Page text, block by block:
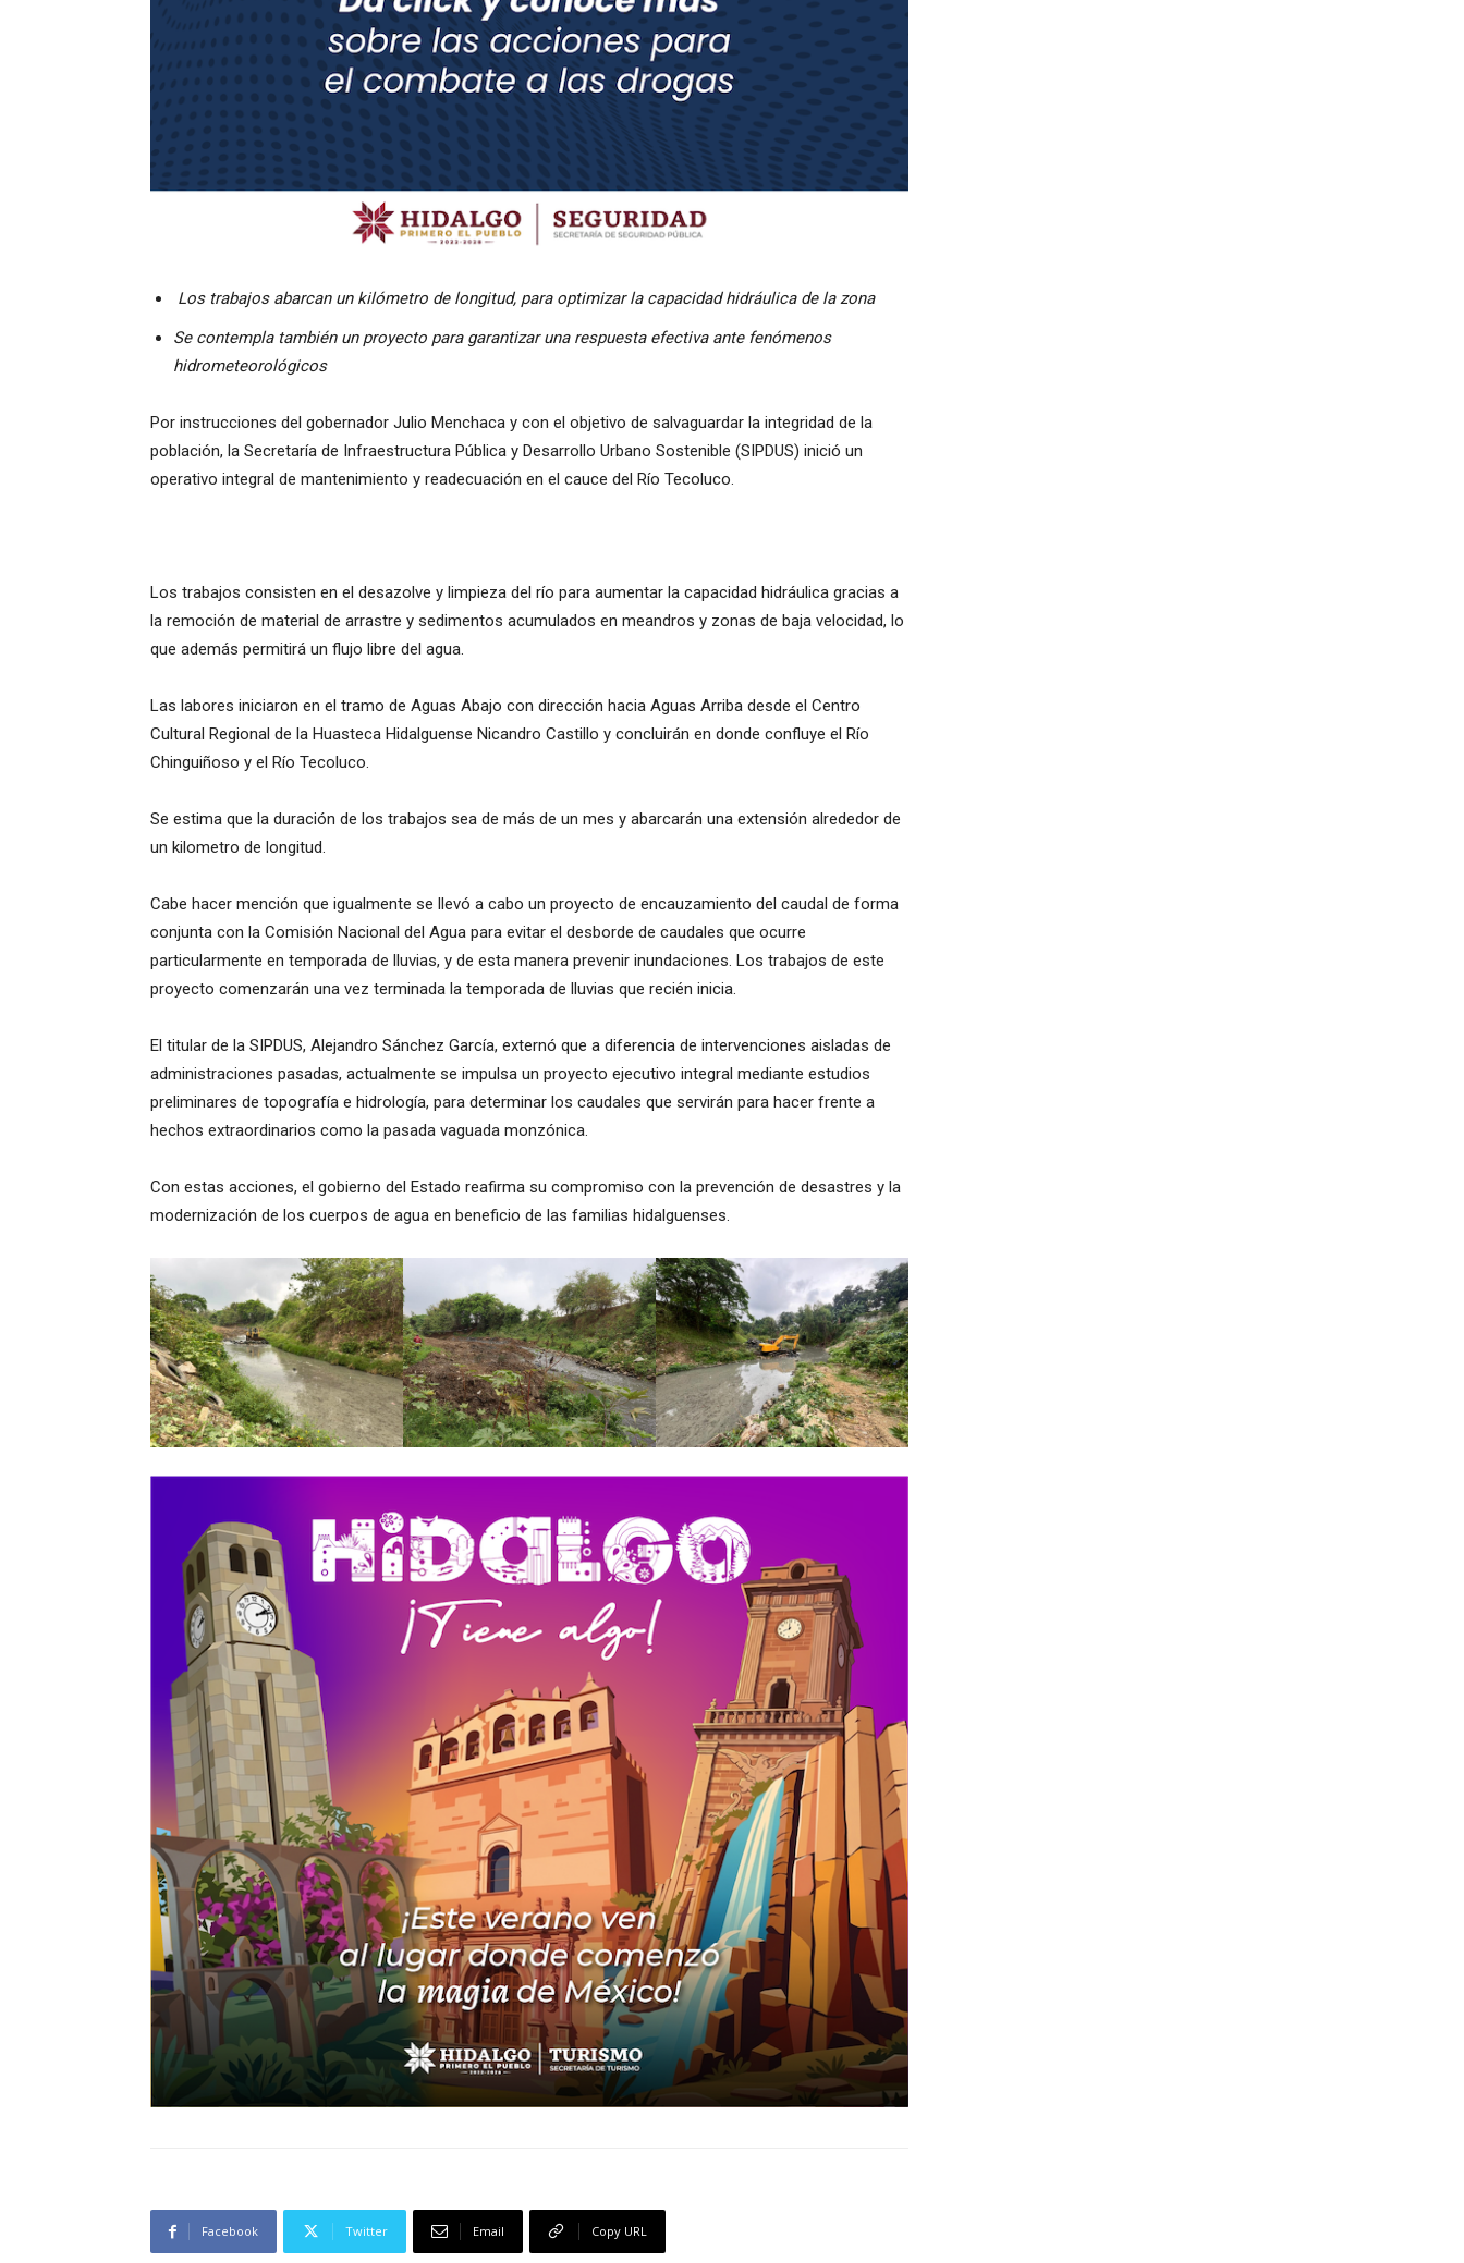
Los trabajos abarcan un kilómetro de longitud, para optimizar la capacidad hidráulica de la zona
​Se contempla también un proyecto para garantizar una respuesta efectiva ante fenómenos
hidrometeorológicos
Por instrucciones del gobernador Julio Menchaca y con el objetivo de salvaguardar la integridad de la
población, la Secretaría de Infraestructura Pública y Desarrollo Urbano Sostenible (SIPDUS) inició un
operativo integral de mantenimiento y readecuación en el cauce del Río Tecoluco.
​Los trabajos consisten en el desazolve y limpieza del río para aumentar la capacidad hidráulica gracias a
la remoción de material de arrastre y sedimentos acumulados en meandros y zonas de baja velocidad, lo
que además permitirá un flujo libre del agua.
Las labores iniciaron en el tramo de Aguas Abajo con dirección hacia Aguas Arriba desde el Centro
Cultural Regional de la Huasteca Hidalguense Nicandro Castillo y concluirán en donde confluye el Río
Chinguiñoso y el Río Tecoluco.
Se estima que la duración de los trabajos sea de más de un mes y abarcarán una extensión alrededor de
un kilometro de longitud.
Cabe hacer mención que igualmente se llevó a cabo un proyecto de encauzamiento del caudal de forma
conjunta con la Comisión Nacional del Agua para evitar el desborde de caudales que ocurre
particularmente en temporada de lluvias, y de esta manera prevenir inundaciones. Los trabajos de este
proyecto comenzarán una vez terminada la temporada de lluvias que recién inicia.
El titular de la SIPDUS, Alejandro Sánchez García, externó que a diferencia de intervenciones aisladas de
administraciones pasadas, actualmente se impulsa un proyecto ejecutivo integral mediante estudios
preliminares de topografía e hidrología, para determinar los caudales que servirán para hacer frente a
hechos extraordinarios como la pasada vaguada monzónica.
Con estas acciones, el gobierno del Estado reafirma su compromiso con la prevención de desastres y la
modernización de los cuerpos de agua en beneficio de las familias hidalguenses.
Facebook Twitter Email Copy URL